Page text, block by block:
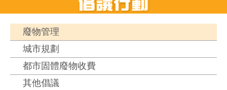
廢物管理
城市規劃
都市固體廢物收費
其他倡議